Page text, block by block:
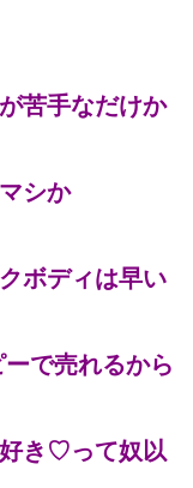
苦手なだけか
シか
ボディは早い
で売れるから
き♡って奴以